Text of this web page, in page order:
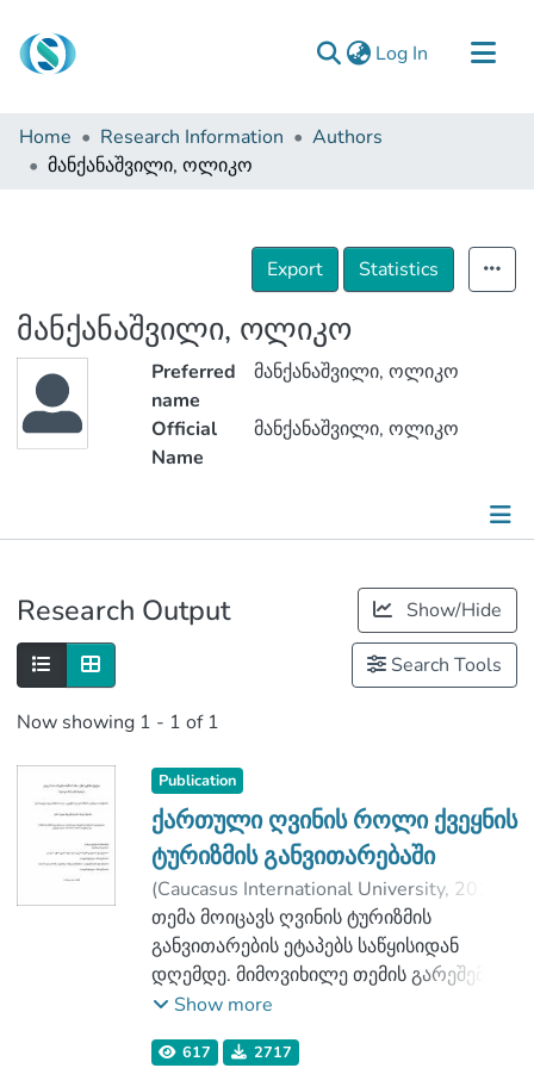
Log In (current)
Communities & Collections
Browse
Home Research Information
Authors
მანქანაშვილი, ოლიკო
Export Statistics
მანქანაშვილი, ოლიკო
Preferred
name
მანქანაშვილი, ოლიკო
Official
Name
მანქანაშვილი, ოლიკო
Research Output Show/Hide
Search Tools
Now showing 1 - 1 of 1
Publication
ქართული ღვინის როლი ქვეყნის
ტურიზმის განვითარებაში
(Caucasus International University, 2018
მანქანაშვილი, ოლიკო
;
ოქროცვარიძე, ლალი
;
გოცირიძე, ოლანი
;
Faculty of Viticulture-Winemaking
თემა მოიცავს ღვინის ტურიზმის
განვითარების ეტაპებს საწყისიდან
დღემდე. მიმოვიხილე თემის გარეშემო
არსებული ინფორმაციას და ხაზგასმით
პრიორიტეტებისა და პრობლემების
Show more
617 2717